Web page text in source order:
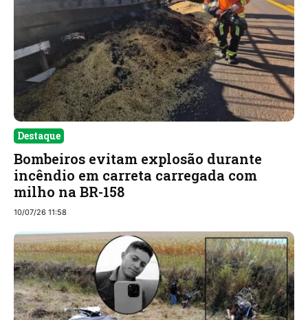
Destaque
Bombeiros evitam explosão durante
incêndio em carreta carregada com
milho na BR-158
10/07/26 11:58